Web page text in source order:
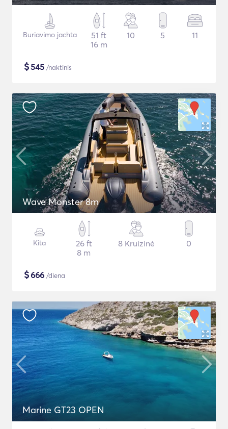
Buriavimo jachta
51 ft
16 m
10 5 11
$545 /naktinis
Wave Monster 8m
Kita
26 ft
8 m
8 Kruizinė 0
$666 /diena
Marine GT23 OPEN